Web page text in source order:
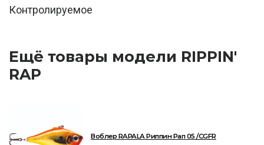
Контролируемое
Ещё товары модели RIPPIN'
RAP
Воблер RAPALA Риппин Рап 05 /CGFR